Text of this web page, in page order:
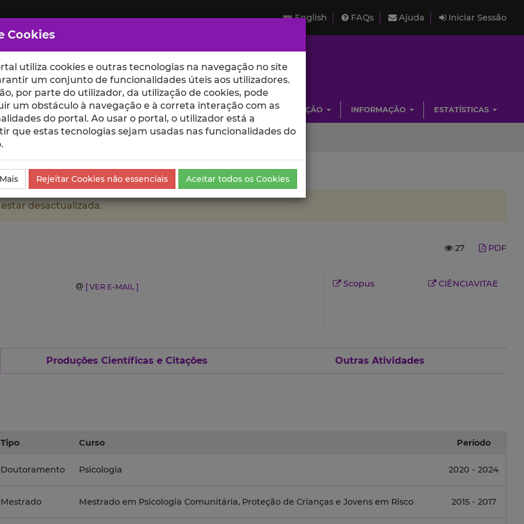
English FAQs Ajuda Iniciar Sessão
ESCOLAS UNIDADES INVESTIGAÇÃO INFORMAÇÃO ESTATÍSTICAS
desactualizada.
27 PDF
[ VER E-MAIL ] Scopus CIÊNCIAVITAE
Produções Científicas e Citações Outras Atividades
Tipo Curso Período
Doutoramento Psicologia 2020 - 2024
Mestrado Mestrado em Psicologia Comunitária, Proteção de Crianças e Jovens em Risco 2015 - 2017
Cookies
utiliza cookies e outras tecnologias na navegação no site
um conjunto de funcionalidades úteis aos utilizadores.
por parte do utilizador, da utilização de cookies, pode
um obstáculo à navegação e à correta interação com as
do portal. Ao usar o portal, o utilizador está a
que estas tecnologias sejam usadas nas funcionalidades do
Rejeitar Cookies não essenciais Aceitar todos os Cookies